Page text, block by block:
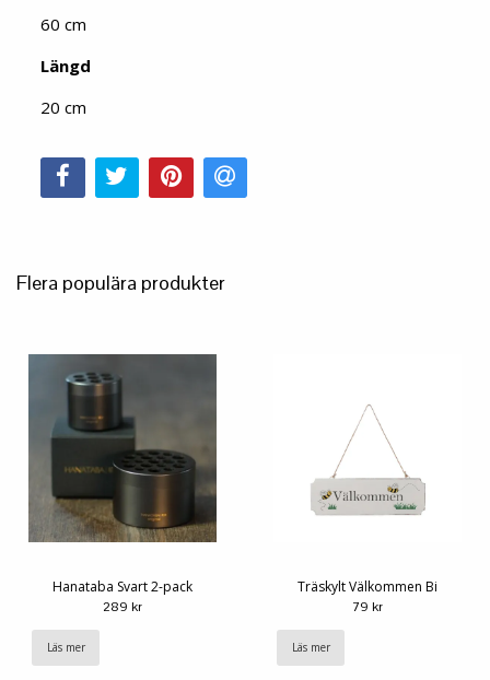
60 cm
Längd
20 cm
Flera populära produkter
Hanataba Svart 2-pack
289 kr
Läs mer
Träskylt Välkommen Bi
79 kr
Läs mer